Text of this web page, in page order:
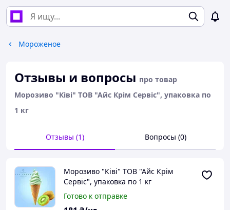
Мороженое
Отзывы и вопросы про товар
Морозиво "Ківі" ТОВ "Айс Крім Сервіс", упаковка по
1 кг
Отзывы (1) Вопросы (0)
Морозиво "Ківі" ТОВ "Айс Крім
Сервіс", упаковка по 1 кг
Готово к отправке